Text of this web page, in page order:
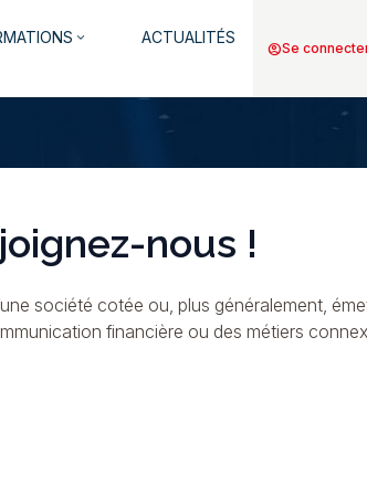
keyboard_arrow_down ACTUALITÉS
Menu
compte
account_circleSe
nous !
société cotée ou, plus généralement,
financière ou des métiers